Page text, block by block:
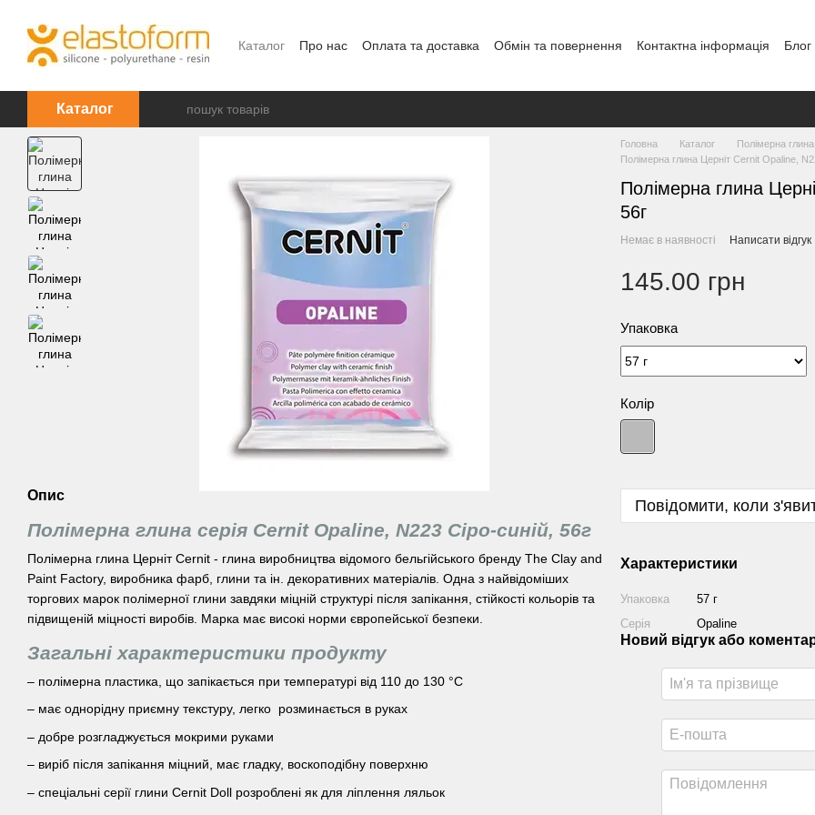
Каталог Про нас Оплата та доставка Обмін та повернення Контактна інформація Блог
Каталог
Опис
Полімерна глина серія Cernit Opaline, N223 Сіро-синій, 56г
Полімерна глина Церніт Cernit - глина виробництва відомого бельгійського бренду The Clay and
Paint Factory, виробника фарб, глини та ін. декоративних матеріалів. Одна з найвідоміших
торгових марок полімерної глини завдяки міцній структурі після запікання, стійкості кольорів та
підвищеній міцності виробів. Марка має високі норми європейської безпеки.
Загальні характеристики продукту
– полімерна пластика, що запікається при температурі від 110 до 130 °С
– має однорідну приємну текстуру, легко розминається в руках
– добре розгладжується мокрими руками
– виріб після запікання міцний, має гладку, воскоподібну поверхню
– спеціальні серії глини Cernit Doll розроблені як для ліплення ляльок
Головна Каталог Полімерна глина
Полімерна глина Церніт Cernit Opaline,
Полімерна глина
56г
Немає в наявності Написати відгук
145.00 грн
Упаковка
Колір
Повідомити, коли
Характеристики
Упаковка
57 г
Серія
Opaline
Новий відгук або